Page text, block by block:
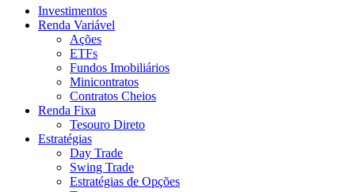
Investimentos
Renda Variável
Ações
ETFs
Fundos Imobiliários
Minicontratos
Contratos Cheios
Renda Fixa
Tesouro Direto
Estratégias
Day Trade
Swing Trade
Estratégias de Opções